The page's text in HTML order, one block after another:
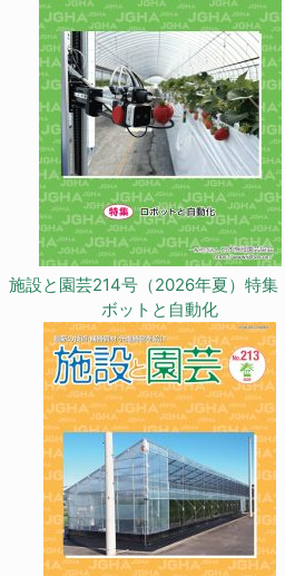
施設と園芸214号（2026年夏）特集
ボットと自動化